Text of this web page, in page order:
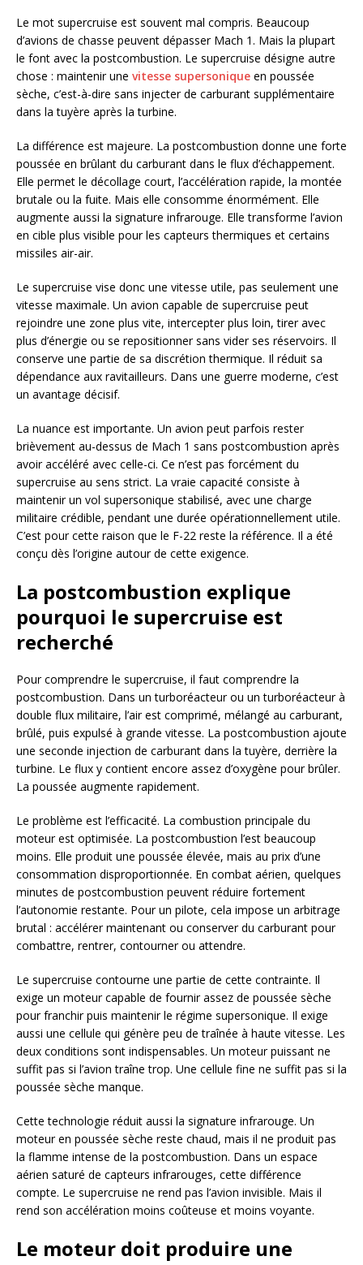
Le mot supercruise est souvent mal compris. Beaucoup
d’avions de chasse peuvent dépasser Mach 1. Mais la plupart
le font avec la postcombustion. Le supercruise désigne autre
chose : maintenir une vitesse supersonique en poussée
sèche, c’est-à-dire sans injecter de carburant supplémentaire
dans la tuyère après la turbine.
La différence est majeure. La postcombustion donne une forte
poussée en brûlant du carburant dans le flux d’échappement.
Elle permet le décollage court, l’accélération rapide, la montée
brutale ou la fuite. Mais elle consomme énormément. Elle
augmente aussi la signature infrarouge. Elle transforme l’avion
en cible plus visible pour les capteurs thermiques et certains
missiles air-air.
Le supercruise vise donc une vitesse utile, pas seulement une
vitesse maximale. Un avion capable de supercruise peut
rejoindre une zone plus vite, intercepter plus loin, tirer avec
plus d’énergie ou se repositionner sans vider ses réservoirs. Il
conserve une partie de sa discrétion thermique. Il réduit sa
dépendance aux ravitailleurs. Dans une guerre moderne, c’est
un avantage décisif.
La nuance est importante. Un avion peut parfois rester
brièvement au-dessus de Mach 1 sans postcombustion après
avoir accéléré avec celle-ci. Ce n’est pas forcément du
supercruise au sens strict. La vraie capacité consiste à
maintenir un vol supersonique stabilisé, avec une charge
militaire crédible, pendant une durée opérationnellement utile.
C’est pour cette raison que le F-22 reste la référence. Il a été
conçu dès l’origine autour de cette exigence.
La postcombustion explique
pourquoi le supercruise est
recherché
Pour comprendre le supercruise, il faut comprendre la
postcombustion. Dans un turboréacteur ou un turboréacteur à
double flux militaire, l’air est comprimé, mélangé au carburant,
brûlé, puis expulsé à grande vitesse. La postcombustion ajoute
une seconde injection de carburant dans la tuyère, derrière la
turbine. Le flux y contient encore assez d’oxygène pour brûler.
La poussée augmente rapidement.
Le problème est l’efficacité. La combustion principale du
moteur est optimisée. La postcombustion l’est beaucoup
moins. Elle produit une poussée élevée, mais au prix d’une
consommation disproportionnée. En combat aérien, quelques
minutes de postcombustion peuvent réduire fortement
l’autonomie restante. Pour un pilote, cela impose un arbitrage
brutal : accélérer maintenant ou conserver du carburant pour
combattre, rentrer, contourner ou attendre.
Le supercruise contourne une partie de cette contrainte. Il
exige un moteur capable de fournir assez de poussée sèche
pour franchir puis maintenir le régime supersonique. Il exige
aussi une cellule qui génère peu de traînée à haute vitesse. Les
deux conditions sont indispensables. Un moteur puissant ne
suffit pas si l’avion traîne trop. Une cellule fine ne suffit pas si la
poussée sèche manque.
Cette technologie réduit aussi la signature infrarouge. Un
moteur en poussée sèche reste chaud, mais il ne produit pas
la flamme intense de la postcombustion. Dans un espace
aérien saturé de capteurs infrarouges, cette différence
compte. Le supercruise ne rend pas l’avion invisible. Mais il
rend son accélération moins coûteuse et moins voyante.
Le moteur doit produire une